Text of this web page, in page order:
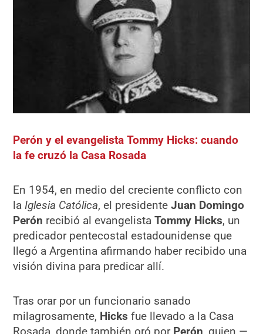
Perón y el evangelista Tommy Hicks: cuando
la fe cruzó la Casa Rosada
En 1954, en medio del creciente conflicto con
laIglesia Católica, el presidenteJuan Domingo
Perón recibió al evangelistaTommy Hicks, un
predicador pentecostal estadounidense que
llegó a Argentina afirmando haber recibido una
visión divina para predicar allí.
Tras orar por un funcionario sanado
milagrosamente, Hicks fue llevado a la Casa